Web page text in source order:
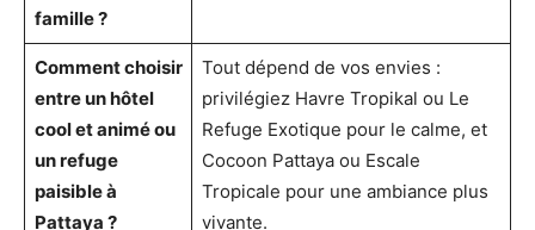
famille ?
Comment choisir
entre un hôtel
cool et animé ou
un refuge
paisible à
Pattaya ?
Tout dépend de vos envies :
privilégiez Havre Tropikal ou Le
Refuge Exotique pour le calme, et
Cocoon Pattaya ou Escale
Tropicale pour une ambiance plus
vivante.